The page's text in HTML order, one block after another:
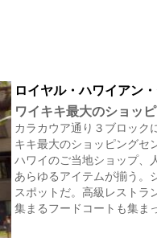
ロイヤル・ハワイアン
ワイキキ最大のショッ
カラカウア通り３ブロック
キキ最大のショッピングセ
ハワイのご当地ショップ、
あらゆるアイテムが揃う。
スポットだ。高級レストラ
集まるフードコートも集ま